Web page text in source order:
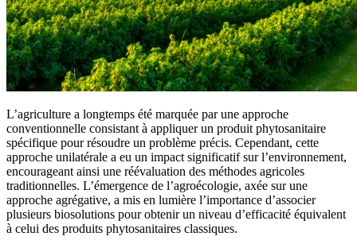
L’agriculture a longtemps été marquée par une approche
conventionnelle consistant à appliquer un produit phytosanitaire
spécifique pour résoudre un problème précis. Cependant, cette
approche unilatérale a eu un impact significatif sur l’environnement,
encourageant ainsi une réévaluation des méthodes agricoles
traditionnelles. L’émergence de l’agroécologie, axée sur une
approche agrégative, a mis en lumière l’importance d’associer
plusieurs biosolutions pour obtenir un niveau d’efficacité équivalent
à celui des produits phytosanitaires classiques.